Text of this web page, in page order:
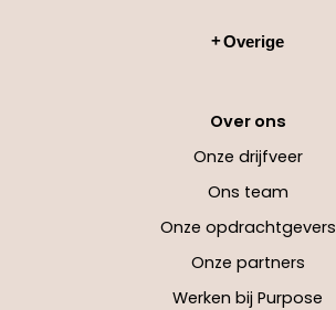
Overige
Over ons
Onze drijfveer
Ons team
Onze opdrachtgevers
Onze partners
Werken bij Purpose